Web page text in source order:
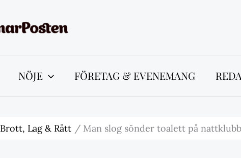
NÖJE FÖRETAG & EVENEMANG
Brott, Lag & Rätt Man slog sönder toalett på nattklubb